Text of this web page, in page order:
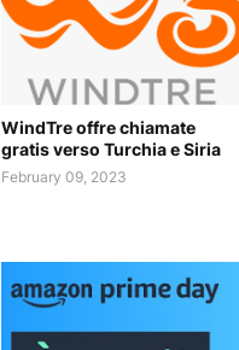
WindTre offre chiamate
gratis verso Turchia e Siria
February 09, 2023